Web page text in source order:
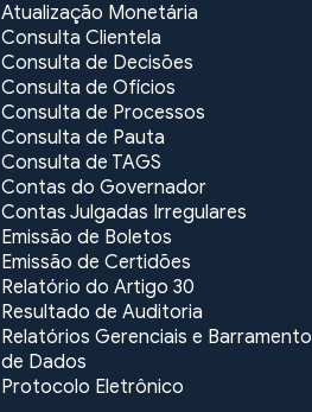
Atualização Monetária
Consulta Clientela
Consulta de Decisões
Consulta de Ofícios
Consulta de Processos
Consulta de Pauta
Consulta de TAGS
Contas do Governador
Contas Julgadas Irregulares
Emissão de Boletos
Emissão de Certidões
Relatório do Artigo 30
Resultado de Auditoria
Relatórios Gerenciais e Barramento
de Dados
Protocolo Eletrônico